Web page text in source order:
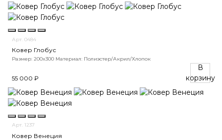
Арт. 0484
Ковер Глобус
Размер: 200x300 Материал: Полиэстер/Акрил/Хлопок
55 000 ₽
В
корзину
Арт. 1237
Ковер Венеция